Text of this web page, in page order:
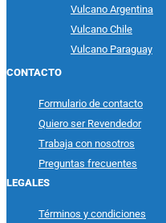
Vulcano Argentina
Vulcano Chile
Vulcano Paraguay
CONTACTO
Formulario de contacto
Quiero ser Revendedor
Trabaja con nosotros
Preguntas frecuentes
LEGALES
Términos y condiciones